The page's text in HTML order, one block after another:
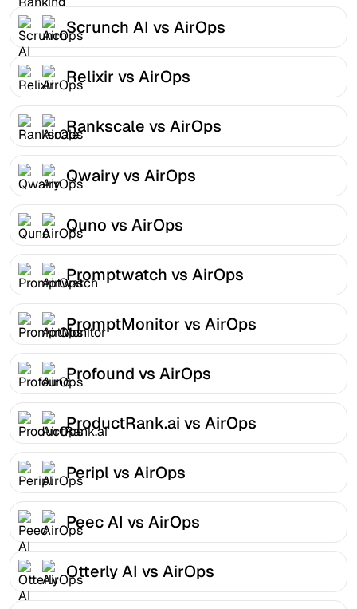
Scrunch AI vs AirOps
Relixir vs AirOps
Rankscale vs AirOps
Qwairy vs AirOps
Quno vs AirOps
Promptwatch vs AirOps
PromptMonitor vs AirOps
Profound vs AirOps
ProductRank.ai vs AirOps
Peripl vs AirOps
Peec AI vs AirOps
Otterly AI vs AirOps